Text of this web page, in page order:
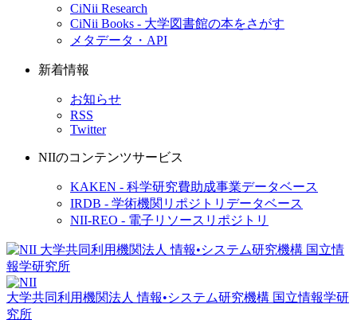
CiNii Research
CiNii Books - 大学図書館の本をさがす
メタデータ・API
新着情報
お知らせ
RSS
Twitter
NIIのコンテンツサービス
KAKEN - 科学研究費助成事業データベース
IRDB - 学術機関リポジトリデータベース
NII-REO - 電子リソースリポジトリ
大学共同利用機関法人 情報•システム研究機構 国立情報学研
究所